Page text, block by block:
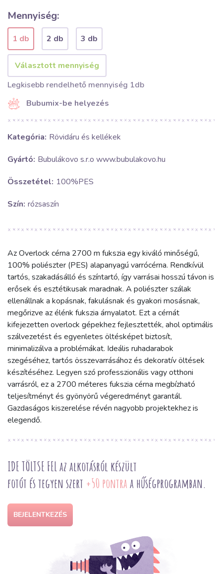
Mennyiség:
1 db 2 db 3 db
Legkisebb rendelhető mennyiség 1db
Bubumix-be helyezés
Kategória: Rövidáru és kellékek
Gyártó: Bubulákovo s.r.o www.bubulakovo.hu
Összetétel: 100%PES
Szín: rózsaszín
Az Overlock cérna 2700 m fukszia egy kiváló minőségű,
100% poliészter (PES) alapanyagú varrócérna. Rendkívül
tartós, szakadásálló és színtartó, így varrásai hosszú távon is
erősek és esztétikusak maradnak. A poliészter szálak
ellenállnak a kopásnak, fakulásnak és gyakori mosásnak,
megőrizve az élénk fukszia árnyalatot. Ezt a cérnát
kifejezetten overlock gépekhez fejlesztették, ahol optimális
szálvezetést és egyenletes öltésképet biztosít,
minimalizálva a problémákat. Ideális ruhadarabok
szegéséhez, tartós összevarrásához és dekoratív öltések
készítéséhez. Legyen szó professzionális vagy otthoni
varrásról, ez a 2700 méteres fukszia cérna megbízható
teljesítményt és gyönyörű végeredményt garantál.
Gazdaságos kiszerelése révén nagyobb projektekhez is
elegendő.
IDE TÖLTSE FEL az alkotásról készült
fotót és tegyen szert +50 pontraa hűségprogramban.
BEJELENTKEZÉS